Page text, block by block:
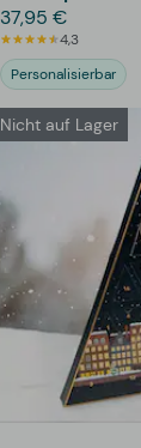
Bildern
37,95 €
4,3
Personalisierbar
Nicht auf Lager